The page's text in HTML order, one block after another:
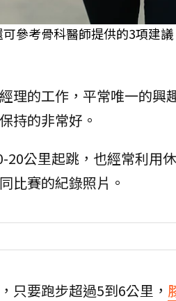
參考骨科醫師提供的3項建
理的工作，平常唯一的
持的非常好。
20公里起跳，也經常利用
比賽的紀錄照片。
只要跑步超過5到6公里，